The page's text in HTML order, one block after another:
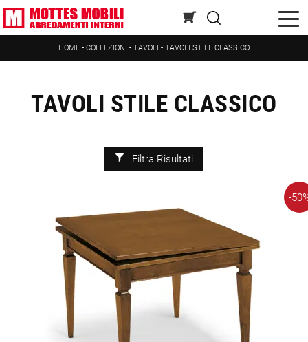
HOME - COLLEZIONI - TAVOLI - TAVOLI STILE CLASSICO
TAVOLI STILE CLASSICO
Filtra Risultati
-